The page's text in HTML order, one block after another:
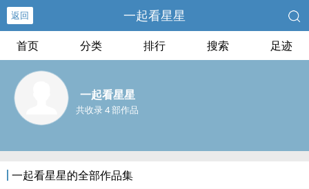
返回 一起看星星
首页 分类 排行 搜索 足迹
一起看星星
共收录 4 部作品
一起看星星的全部作品集